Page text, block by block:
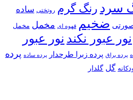
رنگ گرم روتختی ساده
قهوه ای مخمل مخمل
نکندنور عبور
زبرا طرحدار پرده ساده پرده